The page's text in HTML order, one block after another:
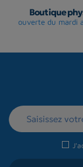
Boutique
ouverte du mardi